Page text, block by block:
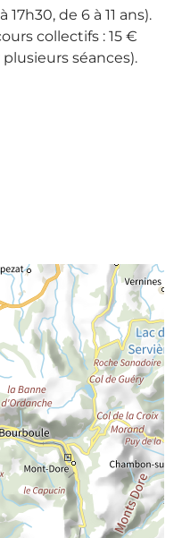
de 6 à 11 ans).
collectifs : 15 €
séances).